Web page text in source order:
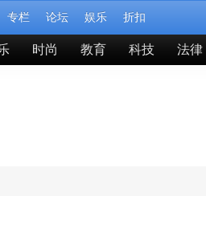
专栏 论坛 娱乐 折扣
时尚 教育 科技 法律